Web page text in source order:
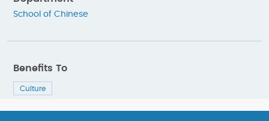
School of Chinese
Benefits To
Culture